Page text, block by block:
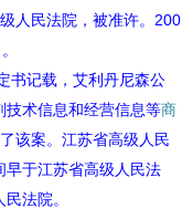
人民法院，被准许。 200
书记载，艾利丹尼森公
技术信息和经营信息等商
该案。江苏省高级人民
早于江苏省高级人民法
法院。